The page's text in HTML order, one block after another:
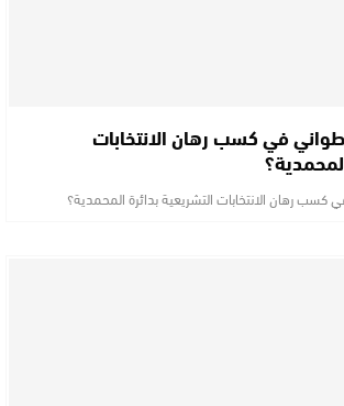
في كسب رهان الانتخابات
رهان الانتخابات التشريعية بدائرة المحمدية؟